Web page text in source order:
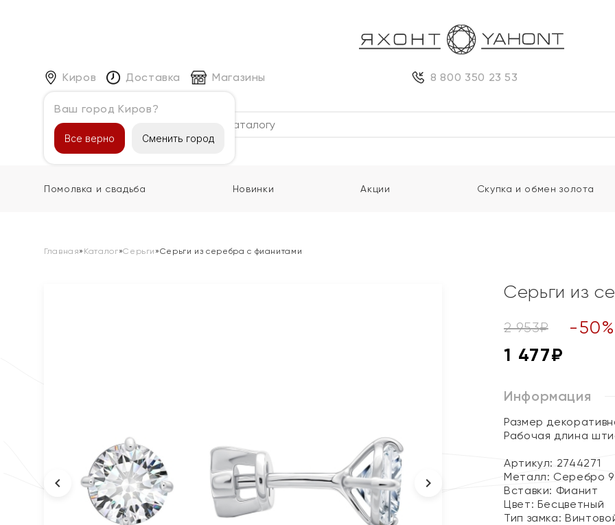
Киров
Ваш город Киров?
Все верно Сменить город
Доставка Магазины 8 800 350 23 53
Каталог
Помолвка и свадьба Новинки Акции Скупка и обмен золота
Главная» Каталог»Серьги »Серьги из серебра с фианитами
Серьги из
2 953₽ -50%
1 477₽
Информация
Размер
Рабочая длина
Артикул: 2744271
Металл: Серебро
Вставки: Фианит
Цвет: Бесцветный
Тип замка: